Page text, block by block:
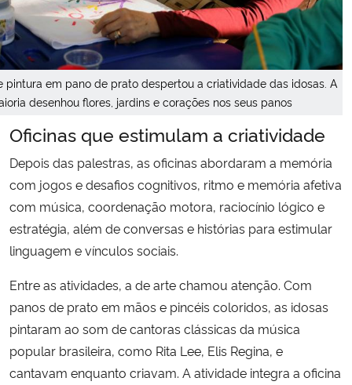
pintura em pano de prato despertou a criatividade das idosas. A
desenhou flores, jardins e corações nos seus panos
Oficinas que estimulam a criatividade
Depois das palestras, as oficinas abordaram a memória
com jogos e desafios cognitivos, ritmo e memória afetiva
com música, coordenação motora, raciocínio lógico e
estratégia, além de conversas e histórias para estimular
linguagem e vínculos sociais.
Entre as atividades, a de arte chamou atenção. Com
panos de prato em mãos e pincéis coloridos, as idosas
pintaram ao som de cantoras clássicas da música
popular brasileira, como Rita Lee, Elis Regina, e
cantavam enquanto criavam. A atividade integra a oficina